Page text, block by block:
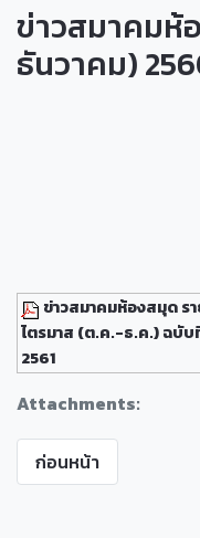
ข่าวสมาคมห้
ธันวาคม)
Attachments:
ข่าวสมาคมห้องสมุด ร
ไตรมาส (ต.ค.-ธ.ค.) ฉบับ
2561
ก่อนหน้า